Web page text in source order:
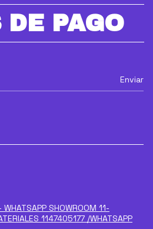
DE PAGO
SHOWROOM 11-
1147405177 /WHATSAPP